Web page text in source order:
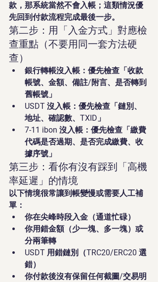
款，那系統當然不會入帳；這類情況優
先回到付款流程完成最後一步。
第二步：用「入金方式」對應檢
查重點（不要用同一套方法硬
查）
銀行轉帳沒入帳：優先檢查「收款
帳號、金額、備註/附言、是否轉到
舊帳號」
USDT 沒入帳：優先檢查「鏈別、
地址、確認數、TXID」
7-11 ibon 沒入帳：優先檢查「繳費
代碼是否過期、是否完成繳費、收
據序號」
第三步：看你有沒有踩到「高機
率延遲」的情境
以下情境很常讓到帳變慢或需要人工補
單：
你在尖峰時段入金（通道忙碌）
你用錯金額（少一塊、多一塊）或
分兩筆轉
USDT 用錯鏈別（TRC20/ERC20 選
錯）
你付款後沒有保留任何截圖/交易明